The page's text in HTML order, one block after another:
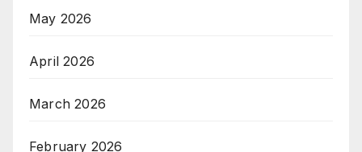
May 2026
April 2026
March 2026
February 2026